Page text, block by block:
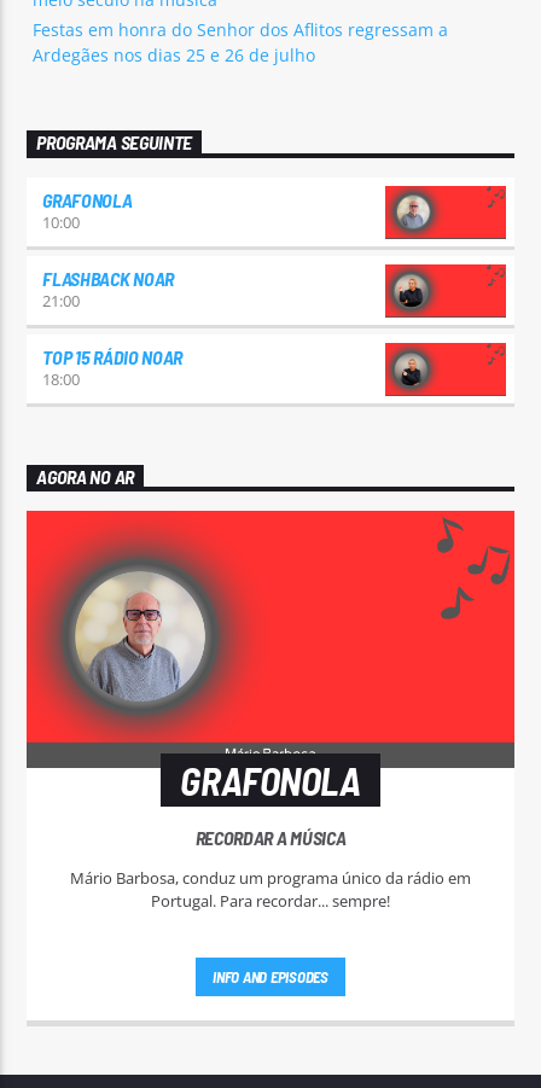
Festas em honra do Senhor dos Aflitos regressam a
Ardegães nos dias 25 e 26 de julho
PROGRAMA SEGUINTE
GRAFONOLA
10:00
FLASHBACK NOAR
21:00
TOP 15 RÁDIO NOAR
18:00
AGORA NO AR
GRAFONOLA
RECORDAR A MÚSICA
Mário Barbosa, conduz um programa único da rádio em
Portugal. Para recordar... sempre!
INFO AND EPISODES